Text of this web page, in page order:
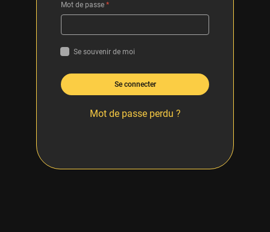
Mot de passe *
Se souvenir de moi
Se connecter
Mot de passe perdu ?